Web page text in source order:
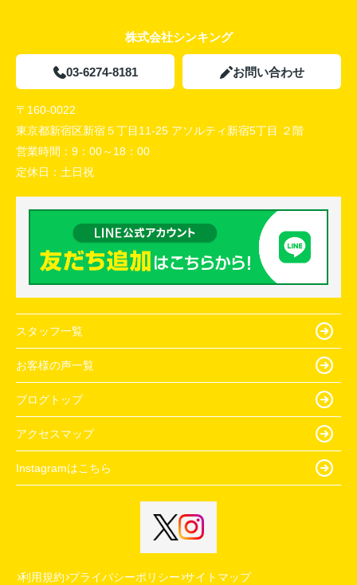
株式会社シンキング
03-6274-8181 お問い合わせ
〒160-0022
東京都新宿区新宿５丁目11-25 アソルティ新宿5丁目 ２階
営業時間： 9：00～18：00
定休日： 土日祝
スタッフ一覧
お客様の声一覧
ブログトップ
アクセスマップ
Instagramはこちら
利用規約 プライバシーポリシー サイトマップ